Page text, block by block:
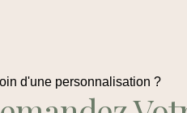
d'une personnalisation ?